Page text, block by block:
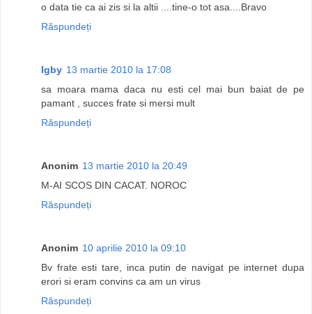
o data tie ca ai zis si la altii ....tine-o tot asa....Bravo
Răspundeți
Igby 13 martie 2010 la 17:08
sa moara mama daca nu esti cel mai bun baiat de pe
pamant , succes frate si mersi mult
Răspundeți
Anonim 13 martie 2010 la 20:49
M-AI SCOS DIN CACAT. NOROC
Răspundeți
Anonim 10 aprilie 2010 la 09:10
Bv frate esti tare, inca putin de navigat pe internet dupa
erori si eram convins ca am un virus
Răspundeți